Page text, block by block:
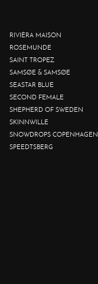
RIVIÈRA MAISON
ROSEMUNDE
SAINT TROPEZ
SAMSØE & SAMSØE
SEASTAR BLUE
SECOND FEMALE
SHEPHERD OF SWEDEN
SKINNWILLE
SNOWDROPS COPENHAGEN
SPEEDTSBERG